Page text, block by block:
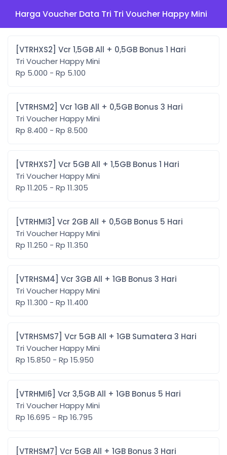
Harga Voucher Data Tri Tri Voucher Happy Mini
[VTRHXS2] Vcr 1,5GB All + 0,5GB Bonus 1 Hari
Tri Voucher Happy Mini
Rp 5.000 - Rp 5.100
[VTRHSM2] Vcr 1GB All + 0,5GB Bonus 3 Hari
Tri Voucher Happy Mini
Rp 8.400 - Rp 8.500
[VTRHXS7] Vcr 5GB All + 1,5GB Bonus 1 Hari
Tri Voucher Happy Mini
Rp 11.205 - Rp 11.305
[VTRHMI3] Vcr 2GB All + 0,5GB Bonus 5 Hari
Tri Voucher Happy Mini
Rp 11.250 - Rp 11.350
[VTRHSM4] Vcr 3GB All + 1GB Bonus 3 Hari
Tri Voucher Happy Mini
Rp 11.300 - Rp 11.400
[VTRHSMS7] Vcr 5GB All + 1GB Sumatera 3 Hari
Tri Voucher Happy Mini
Rp 15.850 - Rp 15.950
[VTRHMI6] Vcr 3,5GB All + 1GB Bonus 5 Hari
Tri Voucher Happy Mini
Rp 16.695 - Rp 16.795
[VTRHSM7] Vcr 5GB All + 1GB Bonus 3 Hari